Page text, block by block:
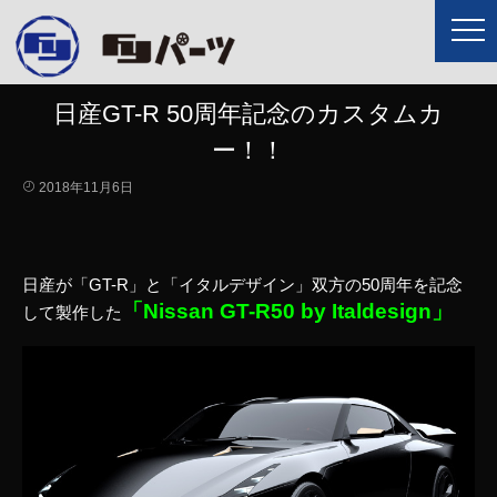
日産GT-R 50周年記念のカスタムカ
ー！！
2018年11月6日
日産が「GT-R」と「イタルデザイン」双方の50周年を記念
して製作した
「Nissan GT-R50 by Italdesign」